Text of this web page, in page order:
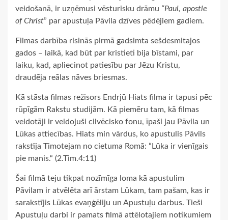
veidošanā, ir uzņēmusi vēsturisku drāmu “Paul, apostle
of Christ” par apustuļa Pāvila dzīves pēdējiem gadiem.
Filmas darbība risinās pirmā gadsimta sešdesmitajos
gados – laikā, kad būt par kristieti bija bīstami, par
laiku, kad, apliecinot patiesību par Jēzu Kristu,
draudēja reālas nāves briesmas.
Kā stāsta filmas režisors Endrjū Hiats filma ir tapusi pēc
rūpīgām Rakstu studijām. Kā piemēru tam, kā filmas
veidotāji ir veidojuši cilvēcisko fonu, īpaši jau Pāvila un
Lūkas attiecības. Hiats min vārdus, ko apustulis Pāvils
rakstīja Timotejam no cietuma Romā: “Lūka ir vienīgais
pie manis.“ (2.Tim.4:11)
Šai filmā teju tikpat nozīmīga loma kā apustulim
Pāvilam ir atvēlēta arī ārstam Lūkam, tam pašam, kas ir
sarakstījis Lūkas evaņģēliju un Apustuļu darbus. Tieši
Apustuļu darbi ir pamats filmā attēlotajiem notikumiem